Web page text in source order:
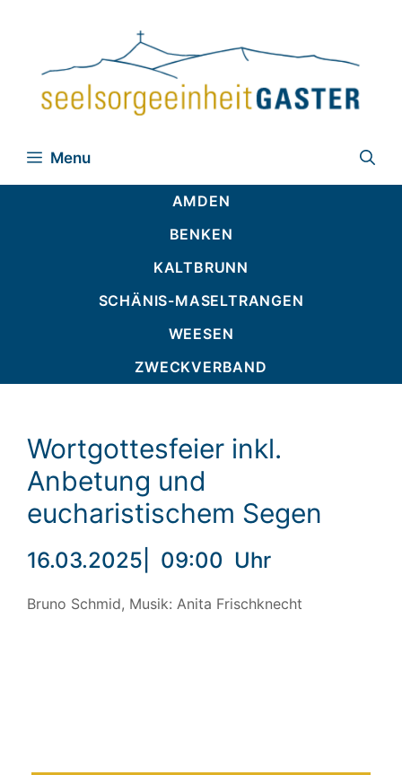
Menu
AMDEN
BENKEN
KALTBRUNN
SCHÄNIS-MASELTRANGEN
WEESEN
ZWECKVERBAND
Wortgottesfeier inkl.
Anbetung und
eucharistischem Segen
16.03.2025 09:00 Uhr
Bruno Schmid, Musik: Anita Frischknecht